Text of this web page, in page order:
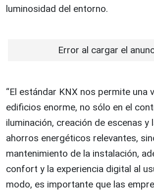
luminosidad del entorno.
Error al cargar el
“El estándar KNX nos permite una
edificios enorme, no sólo en el
iluminación, creación de escenas y
ahorros energéticos relevantes,
mantenimiento de la instalación,
confort y la experiencia digital al
modo, es importante que las